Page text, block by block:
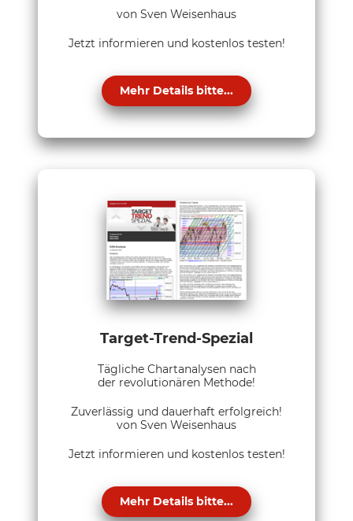
von Sven Weisenhaus
Jetzt informieren und kostenlos testen!
Mehr Details bitte...
Target-Trend-Spezial
Tägliche Chartanalysen nach
der revolutionären Methode!
Zuverlässig und dauerhaft erfolgreich!
von Sven Weisenhaus
Jetzt informieren und kostenlos testen!
Mehr Details bitte...